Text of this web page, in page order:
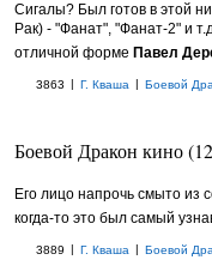
Сигалы? Был готов в этой
Рак) - "Фанат", "Фанат-2" и
отличной форме Павел
3863 | Г. Кваша | Боевой
Боевой Дракон кино
Его лицо напрочь смыто из
когда-то это был самый
3889 | Г. Кваша | Боевой